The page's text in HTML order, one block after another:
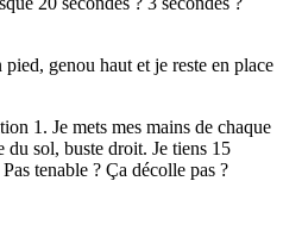
genou haut et je reste en place
1. Je mets mes mains de chaque
du sol, buste droit. Je tiens 15
tenable ? Ça décolle pas ?